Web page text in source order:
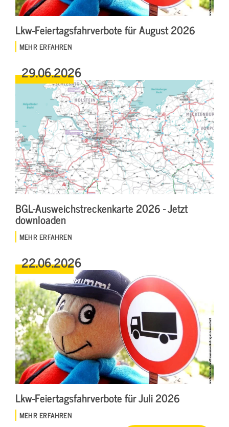
Lkw-Feiertagsfahrverbote für August 2026
MEHR ERFAHREN
29.06.2026
BGL-Ausweichstreckenkarte 2026 - Jetzt
downloaden
MEHR ERFAHREN
22.06.2026
Lkw-Feiertagsfahrverbote für Juli 2026
MEHR ERFAHREN